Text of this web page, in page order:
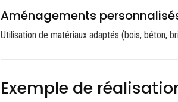
Aménagements
Utilisation de matériaux adaptés (bois, béton,
Exemple de